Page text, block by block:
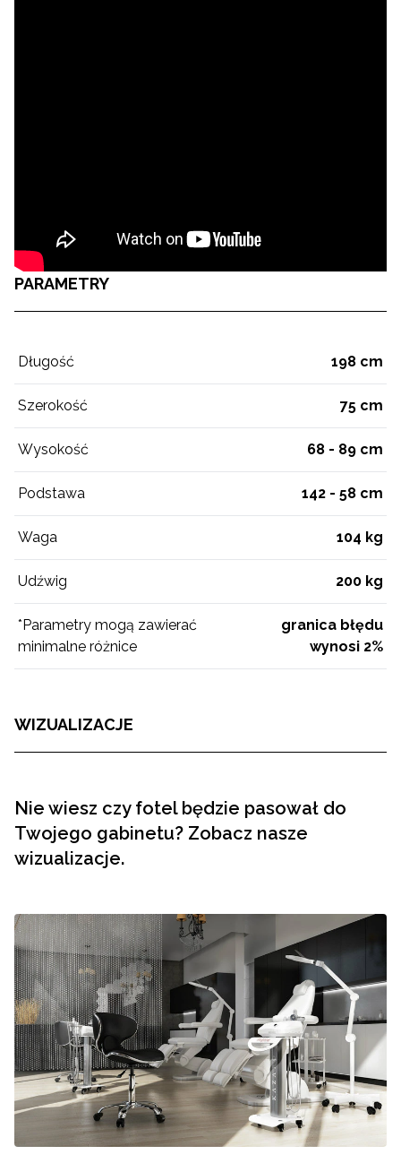
PARAMETRY
Długość 198 cm
Szerokość 75 cm
Wysokość 68 - 89 cm
Podstawa 142 - 58 cm
Waga 104 kg
Udźwig 200 kg
*Parametry mogą zawierać
minimalne różnice
granica błędu
wynosi 2%
WIZUALIZACJE
Nie wiesz czy fotel będzie pasował do
Twojego gabinetu? Zobacz nasze
wizualizacje.